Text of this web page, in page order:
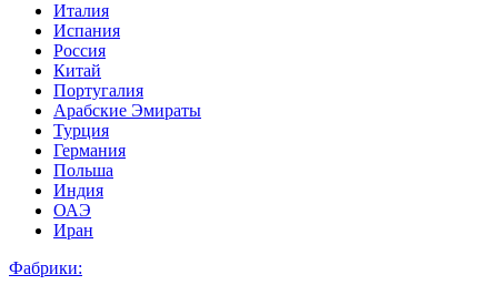
Италия
Испания
Россия
Китай
Португалия
Арабские Эмираты
Турция
Германия
Польша
Индия
ОАЭ
Иран
Фабрики: